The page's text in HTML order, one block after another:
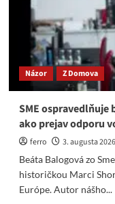
Názor Z Domova
SME ospravedlňuje
ako prejav odporu
ferro
3. augusta 2026
Beáta Balogová zo
historičkou Marci
Európe. Autor nášho...